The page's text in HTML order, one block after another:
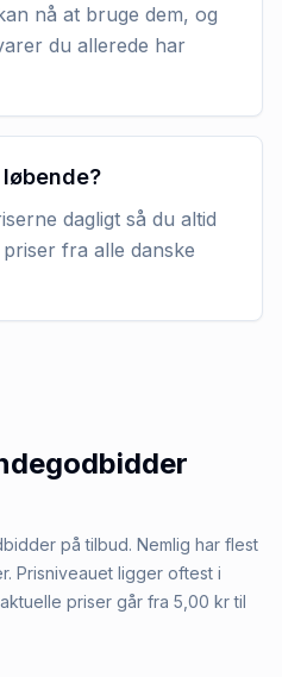
nå at bruge dem, og
du allerede har
dagligt så du altid
fra alle danske
på tilbud. Nemlig har flest
Prisniveauet ligger oftest i
priser går fra 5,00 kr til